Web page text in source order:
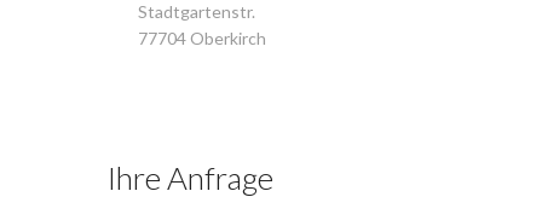
Stadtgartenstr.
77704 Oberkirch
Ihre Anfrage